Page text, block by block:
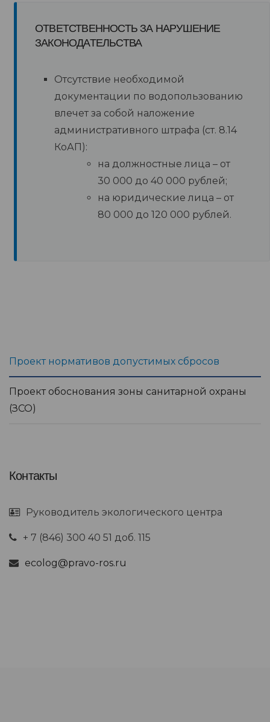
ОТВЕТСТВЕННОСТЬ ЗА НАРУШЕНИЕ
ЗАКОНОДАТЕЛЬСТВА
Отсутствие необходимой
документации по водопользованию
влечет за собой наложение
административного штрафа (ст. 8.14
КоАП):
на должностные лица – от
30 000 до 40 000 рублей;
на юридические лица – от
80 000 до 120 000 рублей.
Проект нормативов допустимых сбросов
Проект обоснования зоны санитарной охраны
(ЗСО)
Контакты
Руководитель экологического центра
+ 7 (846) 300 40 51 доб. 115
ecolog@pravo-ros.ru